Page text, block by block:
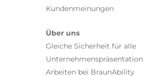
Kundenmeinungen
Über uns
Gleiche Sicherheit für alle
Unternehmenspräsentation
Arbeiten bei BraunAbility